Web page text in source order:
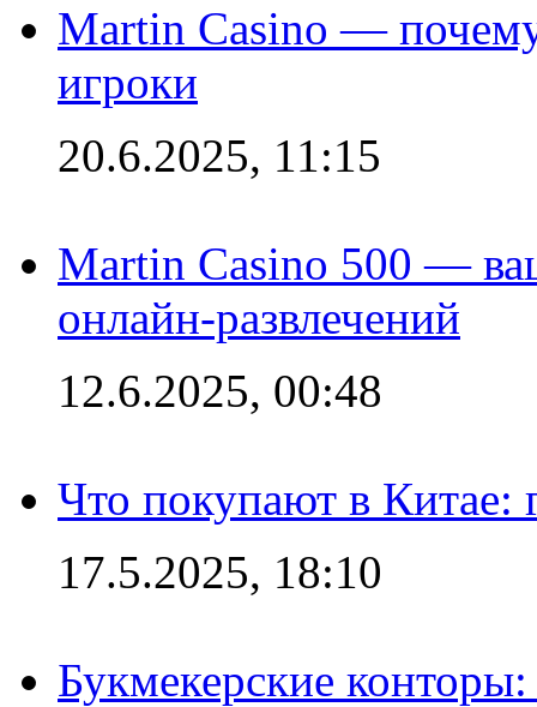
Martin Casino —
игроки
20.6.2025, 11:15
Martin Casino 500 —
онлайн-развлечений
12.6.2025, 00:48
Что покупают в Китае:
17.5.2025, 18:10
Букмекерские